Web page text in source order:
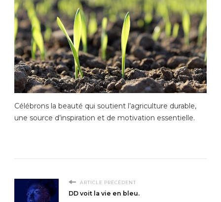
Célébrons la beauté qui soutient l’agriculture durable,
une source d’inspiration et de motivation essentielle.
ARTICLE PRÉCÉDENT
DD voit la vie en bleu.